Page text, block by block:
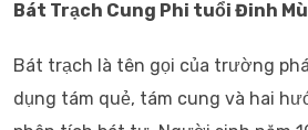
Bát Trạch Cung Phi tuổi Đinh
Bát trạch là tên gọi của trường
dụng tám quẻ, tám cung và hai